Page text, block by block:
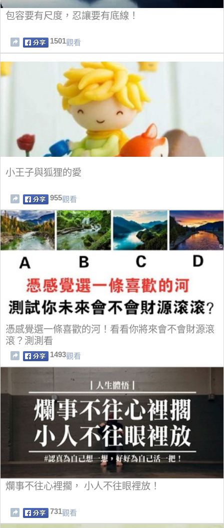
包容要有尺度，忍讓要有底線！
1501觀看
小王子與狐狸的愛
955觀看
憑感覺選一條喜歡的河！看看你將來會不會財源滾
滾？測測看
1493觀看
爛事不往心裡擱， 小人不往眼裡放！
731觀看